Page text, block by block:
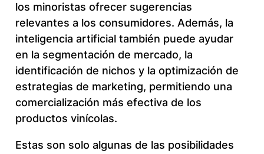
los minoristas ofrecer sugerencias
relevantes a los consumidores. Además, la
inteligencia artificial también puede ayudar
en la segmentación de mercado, la
identificación de nichos y la optimización de
estrategias de marketing, permitiendo una
comercialización más efectiva de los
productos vinícolas.
Estas son solo algunas de las posibilidades